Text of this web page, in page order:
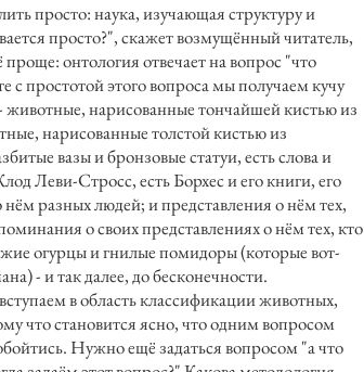
просто: наука, изучающая структуру и
просто?", скажет возмущённый читатель,
онтология отвечает на вопрос "что
с простотой этого вопроса мы получаем кучу
животные, нарисованные тончайшей кистью из
нарисованные толстой кистью из
вазы и бронзовые статуи, есть слова и
Леви-Стросс, есть Борхес и его книги, его
разных людей; и представления о нём тех,
о своих представлениях о нём тех, кто
огурцы и гнилые помидоры (которые вот-
- и так далее, до бесконечности.
в область классификации животных,
что становится ясно, что одним вопросом
Нужно ещё задаться вопросом "а что